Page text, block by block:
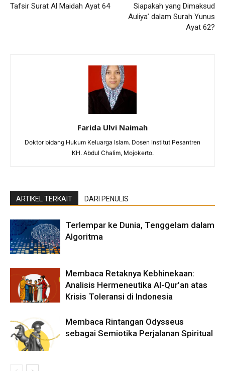
Tafsir Surat Al Maidah Ayat 64
Siapakah yang Dimaksud
Auliya’ dalam Surah Yunus
Ayat 62?
Farida Ulvi Naimah
Doktor bidang Hukum Keluarga Islam. Dosen Institut Pesantren
KH. Abdul Chalim, Mojokerto.
ARTIKEL TERKAIT DARI PENULIS
Terlempar ke Dunia, Tenggelam dalam
Algoritma
Membaca Retaknya Kebhinekaan:
Analisis Hermeneutika Al-Qur’an atas
Krisis Toleransi di Indonesia
Membaca Rintangan Odysseus
sebagai Semiotika Perjalanan Spiritual